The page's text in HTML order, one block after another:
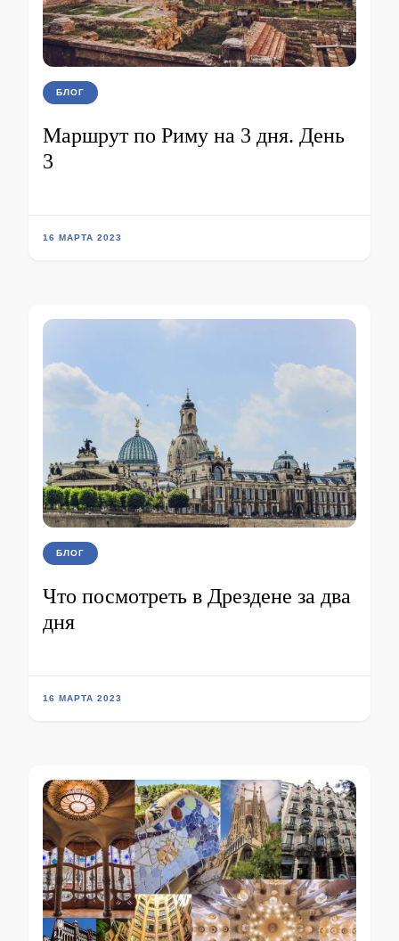
БЛОГ
Маршрут по Риму на 3 дня. День
3
16 МАРТА 2023
БЛОГ
Что посмотреть в Дрездене за два
дня
16 МАРТА 2023